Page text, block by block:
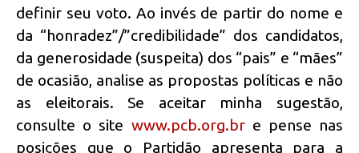
definir seu voto. Ao invés de partir do nome e
da “honradez”/”credibilidade” dos candidatos,
da generosidade (suspeita) dos “pais” e “mães”
de ocasião, analise as propostas políticas e não
as eleitorais. Se aceitar minha sugestão,
consulte o site www.pcb.org.bre pense nas
posições que o Partidão apresenta para a